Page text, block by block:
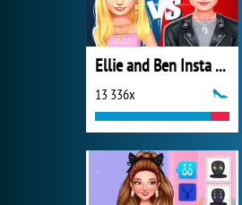
Ellie and Ben Insta Fashion
13 336x